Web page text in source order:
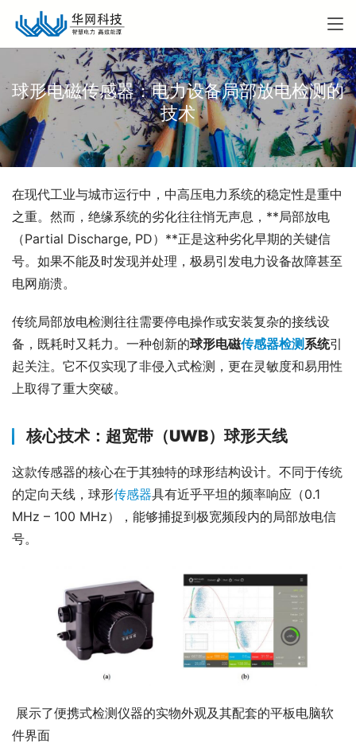
球形电磁传感器：电力设备局部放电检测的
技术
在现代工业与城市运行中，中高压电力系统的稳定性是重中
之重。然而，绝缘系统的劣化往往悄无声息，**局部放电
（Partial Discharge, PD）**正是这种劣化早期的关键信
号。如果不能及时发现并处理，极易引发电力设备故障甚至
电网崩溃。
传统局部放电检测往往需要停电操作或安装复杂的接线设
备，既耗时又耗力。一种创新的球形电磁传感器检测系统引
起关注。它不仅实现了非侵入式检测，更在灵敏度和易用性
上取得了重大突破。
核心技术：超宽带（UWB）球形天线
这款传感器的核心在于其独特的球形结构设计。不同于传统
的定向天线，球形传感器具有近乎平坦的频率响应（0.1
MHz – 100 MHz），能够捕捉到极宽频段内的局部放电信
号。
展示了便携式检测仪器的实物外观及其配套的平板电脑软
件界面